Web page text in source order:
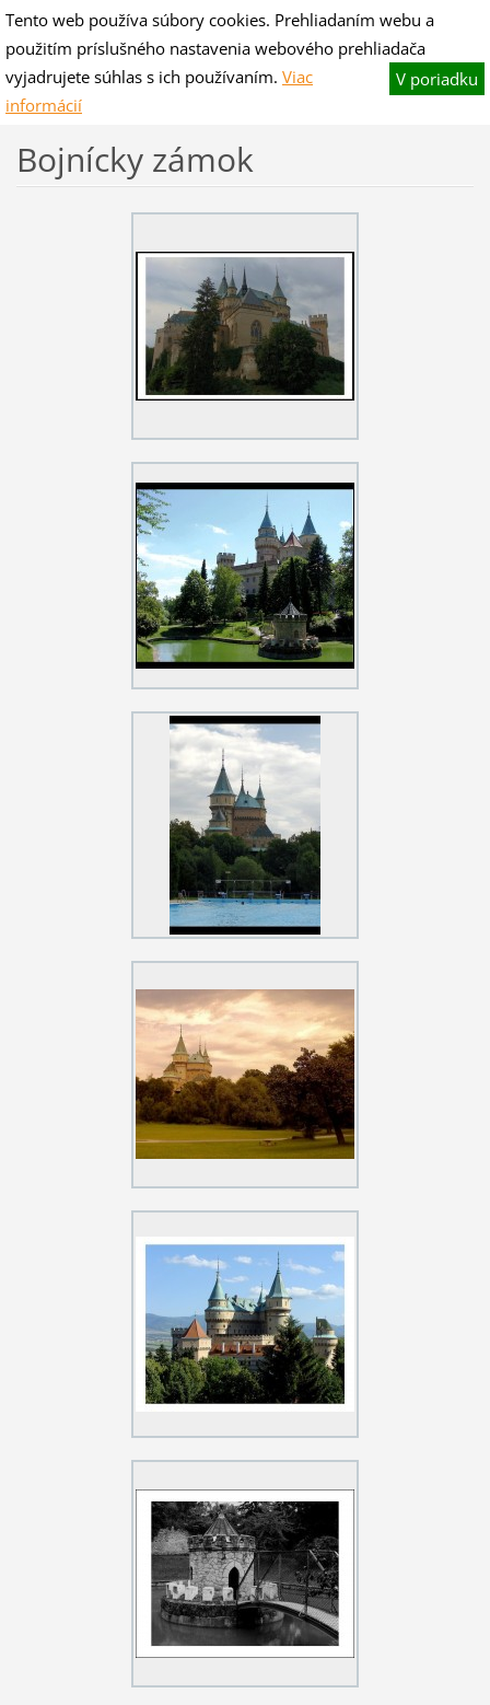
V-hano flog & blog
Fotografie pre potešenie,slovo na zamyslenie.
Tento web používa súbory cookies. Prehliadaním webu a
použitím príslušného nastavenia webového prehliadača
vyjadrujete súhlas s ich používaním.
V poriadku
Viac
informácií
Bojnícky zámok